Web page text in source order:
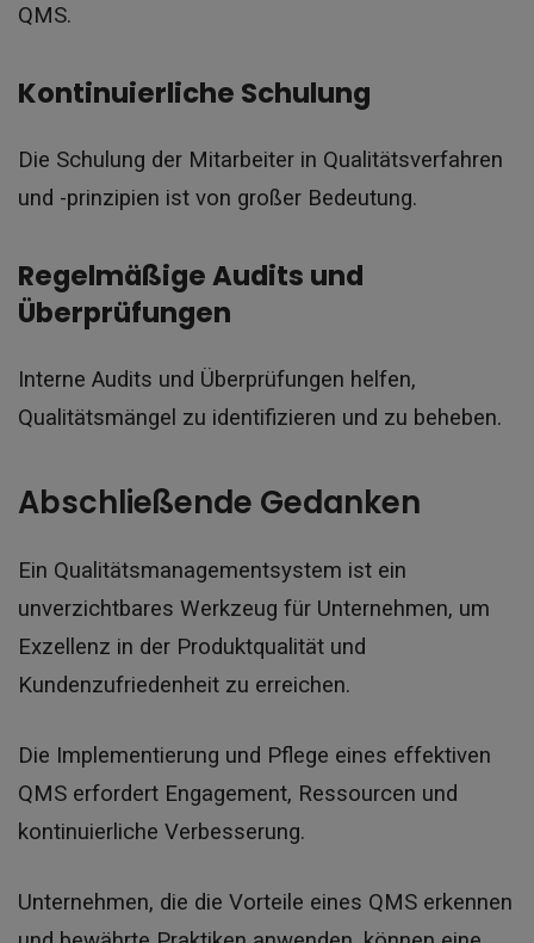
QMS.
Kontinuierliche Schulung
Die Schulung der Mitarbeiter in Qualitätsverfahren
und -prinzipien ist von großer Bedeutung.
Regelmäßige Audits und
Überprüfungen
Interne Audits und Überprüfungen helfen,
Qualitätsmängel zu identifizieren und zu beheben.
Abschließende Gedanken
Ein Qualitätsmanagementsystem ist ein
unverzichtbares Werkzeug für Unternehmen, um
Exzellenz in der Produktqualität und
Kundenzufriedenheit zu erreichen.
Die Implementierung und Pflege eines effektiven
QMS erfordert Engagement, Ressourcen und
kontinuierliche Verbesserung.
Unternehmen, die die Vorteile eines QMS erkennen